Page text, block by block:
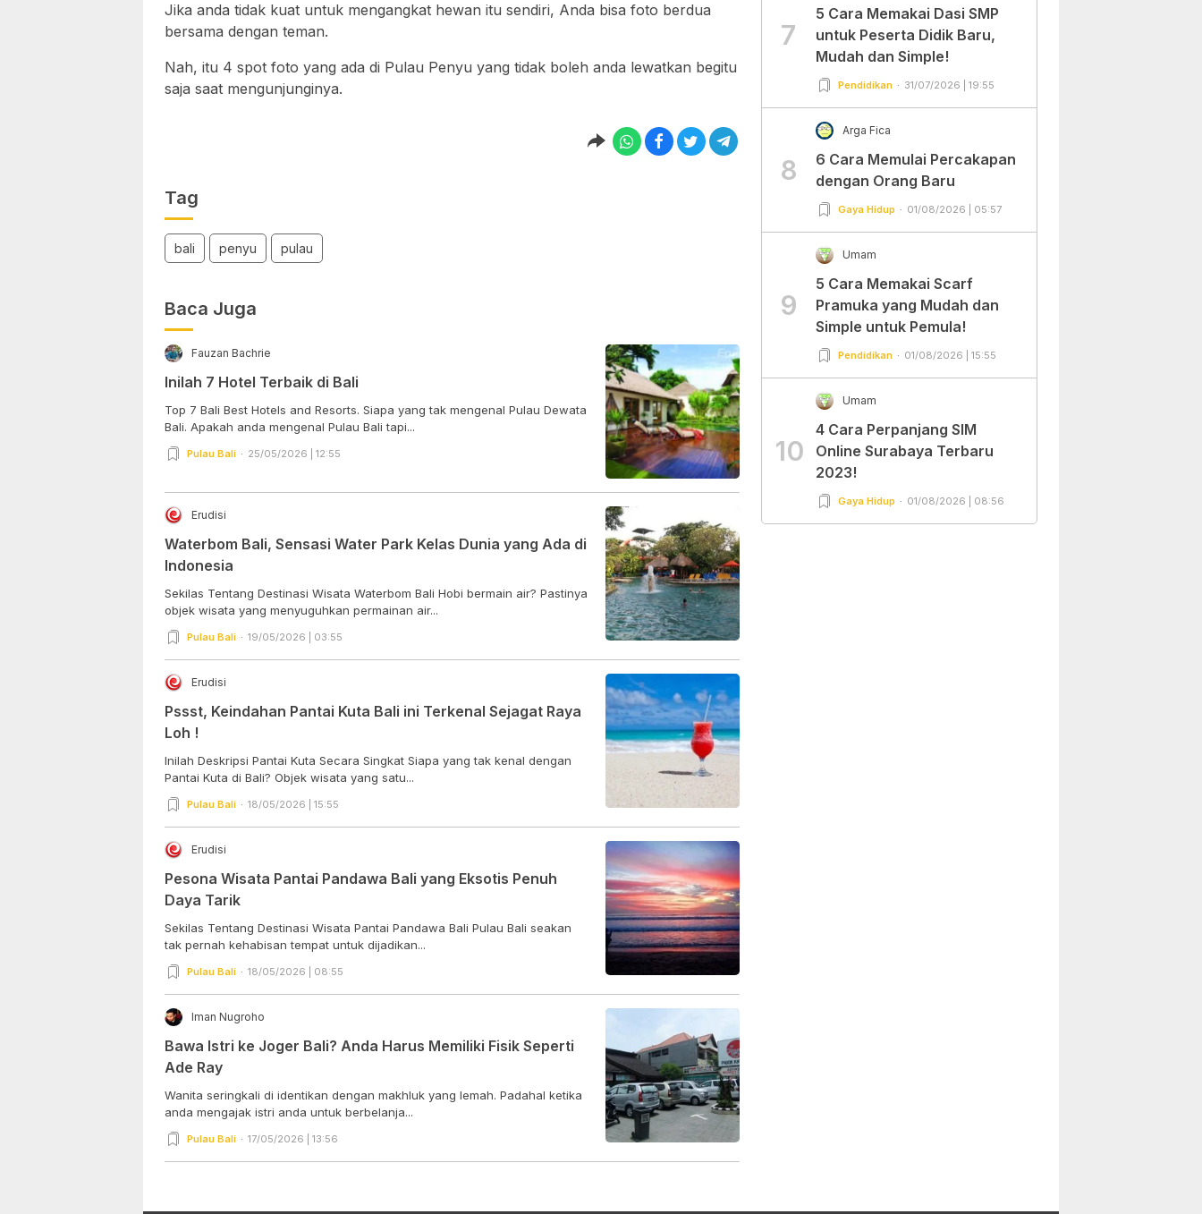
Jika anda tidak kuat untuk mengangkat hewan itu sendiri, Anda bisa foto berdua
bersama dengan teman.
Nah, itu 4 spot foto yang ada di Pulau Penyu yang tidak boleh anda lewatkan begitu
saja saat mengunjunginya.
Tag
bali penyu pulau
Baca Juga
Fauzan Bachrie
Inilah 7 Hotel Terbaik di Bali
Top 7 Bali Best Hotels and Resorts. Siapa yang tak mengenal Pulau Dewata
Bali. Apakah anda mengenal Pulau Bali tapi...
Pulau Bali 25/05/2026 | 12:55
Erudisi
Waterbom Bali, Sensasi Water Park Kelas Dunia yang Ada di
Indonesia
Sekilas Tentang Destinasi Wisata Waterbom Bali Hobi bermain air? Pastinya
objek wisata yang menyuguhkan permainan air...
Pulau Bali 19/05/2026 | 03:55
Erudisi
Pssst, Keindahan Pantai Kuta Bali ini Terkenal Sejagat Raya
Loh !
Inilah Deskripsi Pantai Kuta Secara Singkat Siapa yang tak kenal dengan
Pantai Kuta di Bali? Objek wisata yang satu...
Pulau Bali 18/05/2026 | 15:55
Erudisi
Pesona Wisata Pantai Pandawa Bali yang Eksotis Penuh
Daya Tarik
Sekilas Tentang Destinasi Wisata Pantai Pandawa Bali Pulau Bali seakan
tak pernah kehabisan tempat untuk dijadikan...
Pulau Bali 18/05/2026 | 08:55
Iman Nugroho
Bawa Istri ke Joger Bali? Anda Harus Memiliki Fisik Seperti
Ade Ray
Wanita seringkali di identikan dengan makhluk yang lemah. Padahal ketika
anda mengajak istri anda untuk berbelanja...
Pulau Bali 17/05/2026 | 13:56
7
5 Cara Memakai Dasi SMP
untuk Peserta Didik Baru,
Mudah dan Simple!
Pendidikan 31/07/2026 | 19:55
8
Arga Fica
6 Cara Memulai Percakapan
dengan Orang Baru
Gaya Hidup 01/08/2026 | 05:57
9
Umam
5 Cara Memakai Scarf
Pramuka yang Mudah dan
Simple untuk Pemula!
Pendidikan 01/08/2026 | 15:55
10
Umam
4 Cara Perpanjang SIM
Online Surabaya Terbaru
2023!
Gaya Hidup 01/08/2026 | 08:56